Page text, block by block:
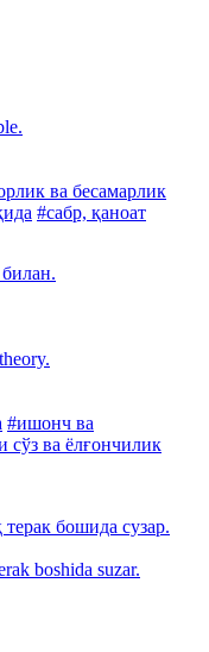
ва бесамарлик
#сабр, қаноат
#ишонч ва
сўз ва ёлғончилик
бошида сузар.
boshida suzar.